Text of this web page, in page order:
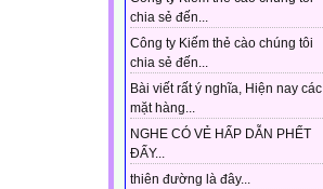
chia sẻ đến...
Công ty Kiếm thẻ cào chúng tôi
chia sẻ đến...
Bài viết rất ý nghĩa, Hiện nay các
mặt hàng...
NGHE CÓ VẺ HẤP DẪN PHẾT
ĐẤY...
thiên đường là đây...